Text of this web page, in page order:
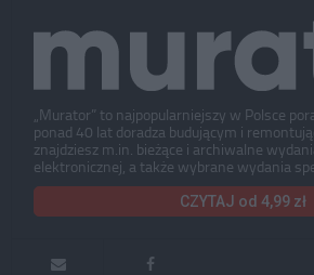
„Murator” to najpopularniejszy w Polsce
ponad 40 lat doradza budującym i
znajdziesz m.in. bieżące i archiwalne
elektronicznej, a także wybrane wydania
CZYTAJ od 4,99 zł